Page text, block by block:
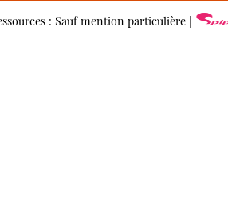
: Sauf mention particulière |